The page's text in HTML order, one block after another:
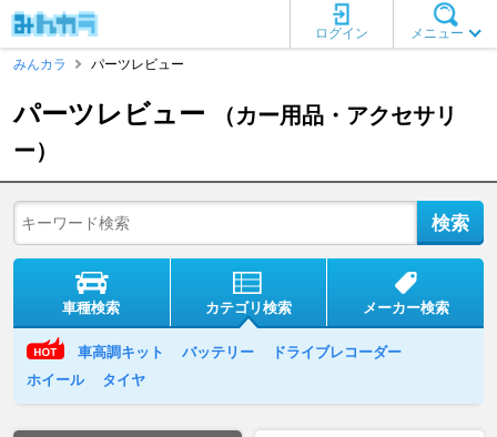
メニュー
ログイン
みんカラ
パーツレビュー
パーツレビュー
（カー用品・アクセサリ
ー）
車種検索 カテゴリ検索 メーカー検索
車高調キット バッテリー
ドライブレコーダー
ホイール
タイヤ